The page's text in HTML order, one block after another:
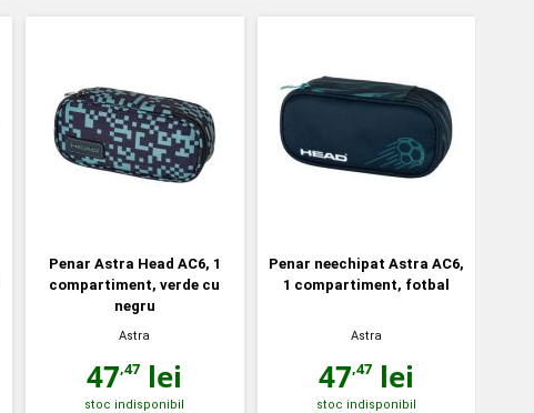
Penar Astra Head AC6, 1
compartiment, verde cu
negru
Astra
47,47 lei
stoc indisponibil
Penar neechipat Astra AC6,
1 compartiment, fotbal
Astra
47,47lei
stoc indisponibil